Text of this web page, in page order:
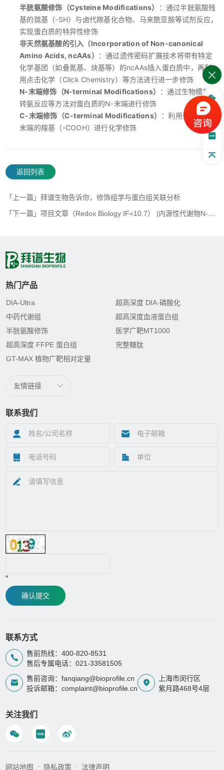
半胱氨酸修饰（Cysteine Modifications）
：通过半胱氨酸残
基的巯基（-SH）与卤代羰基化合物、马来酰亚胺等试剂反应，
实现蛋白质的特异性修饰
非天然氨基酸的引入（Incorporation of Non-canonical
Amino Acids, ncAAs）
：通过遗传密码扩展技术将带有特定
化学基团（如叠氮基、炔基等）的ncAAs插入蛋白质中，再利
用点击化学（Click Chemistry）等方法进行进一步修饰
N-末端修饰（N-terminal Modifications）
：通过生物模拟的
转氨反应等方法对蛋白质的N-末端进行修饰
C-末端修饰（C-terminal Modifications）
：利用蛋白质C-
末端的羧基（-COOH）进行化学修饰
返回列表
「上一篇」拜谱生物告诉你，修饰组学与蛋白组关联分析
热门产品
DIA-Ultra
超高深度 DIA·磷酸化
中药代谢组
超高深度血液蛋白组
半胱氨酸修饰
医学广靶MT1000
超高深度 FFPE 蛋白组
完整糖肽
GT-MAX 植物广靶相对定量
友情链接
联系我们
*
确认提交
联系方式
售前热线：400-820-8531
售后专属电话：021-33581505
售前咨询：fanqiang@bioprofile.cn
投诉邮箱：complaint@bioprofile.cn
上海市闵行区
紫月路468号4层
关注我们
网站地图 隐私政策 法律声明